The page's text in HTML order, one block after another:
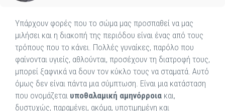
Υπάρχουν φορές που το σώμα μας προσπαθεί να μας
μιλήσει και η διακοπή της περιόδου είναι ένας από τους
τρόπους που το κάνει. Πολλές γυναίκες, παρόλο που
φαίνονται υγιείς, αθλούνται, προσέχουν τη διατροφή τους,
μπορεί ξαφνικά να δουν τον κύκλο τους να σταματά. Αυτό
όμως δεν είναι πάντα μια σύμπτωση. Είναι μια κατάσταση
που ονομάζεται υποθαλαμική αμηνόρροια και,
δυστυχώς, παραμένει, ακόμα, υποτιμημένη και